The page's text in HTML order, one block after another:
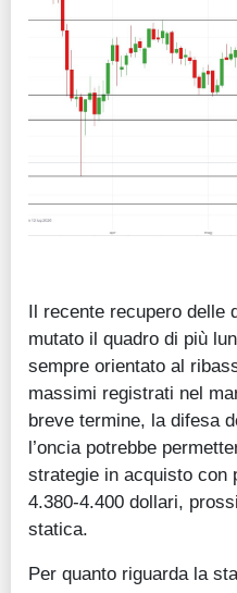
Il recente recupero delle
mutato il quadro di più
sempre orientato al
massimi registrati nel
breve termine, la difesa
l’oncia potrebbe
strategie in acquisto con
4.380-4.400 dollari,
statica.
Per quanto riguarda la